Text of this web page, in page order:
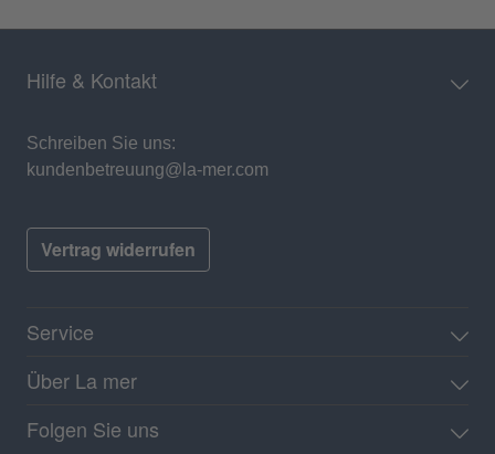
Hilfe & Kontakt
Schreiben Sie uns:
kundenbetreuung@la-mer.com
Vertrag widerrufen
Service
Über La mer
Folgen Sie uns